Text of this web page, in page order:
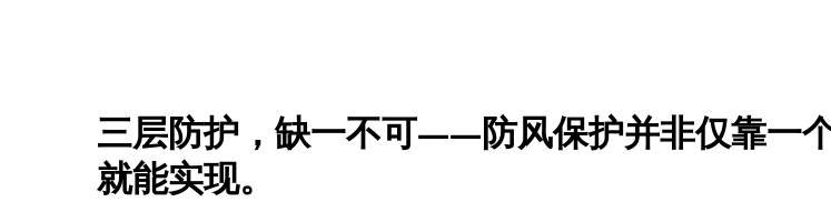
三层防护，缺一不可——防风保护并非仅靠一
就能实现。